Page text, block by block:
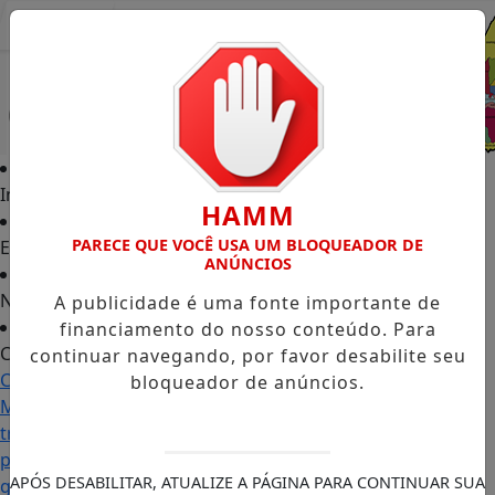
Início
Edições
Notícias
Contato
Carol
Monteiro:
trajetória
política
ganha
HAMM
PARECE QUE VOCÊ USA UM BLOQUEADOR DE
ANÚNCIOS
A publicidade é uma fonte importante de
financiamento do nosso conteúdo. Para
continuar navegando, por favor desabilite seu
bloqueador de anúncios.
APÓS DESABILITAR, ATUALIZE A PÁGINA PARA CONTINUAR SUA